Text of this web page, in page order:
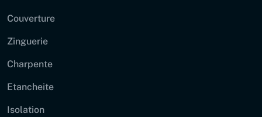
Couverture
Zinguerie
Charpente
Etancheite
Isolation